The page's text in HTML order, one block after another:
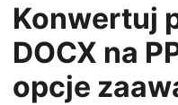
Konwertuj
DOCX na
opcje